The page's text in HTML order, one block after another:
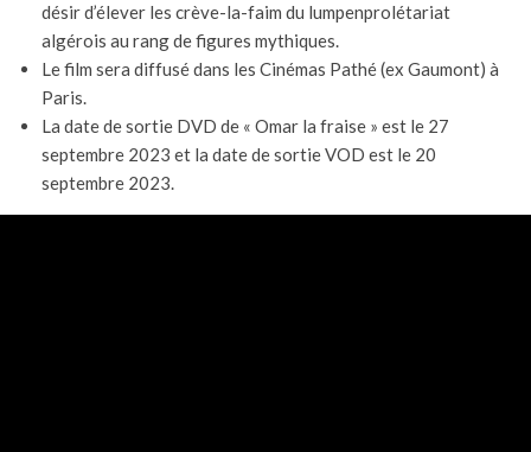
désir d’élever les crève-la-faim du lumpenprolétariat
algérois au rang de figures mythiques.
Le film sera diffusé dans les Cinémas Pathé (ex Gaumont) à
Paris.
La date de sortie DVD de « Omar la fraise » est le 27
septembre 2023 et la date de sortie VOD est le 20
septembre 2023.